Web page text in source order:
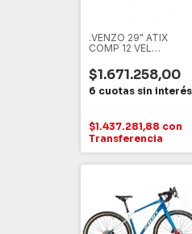
.VENZO 29" ATIX
COMP 12 VEL
17", TEAL - NEGRO, M
$1.671.258,00
$1.437.281,88 con
Transferencia